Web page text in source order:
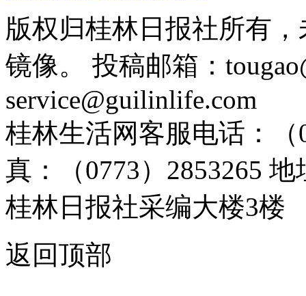
版权归桂林日报社所有
镜像。 投稿邮箱：
service@guilinlife.com
桂林生活网客服电话：（
真：（0773）2853265
桂林日报社采编大楼3楼
返回顶部